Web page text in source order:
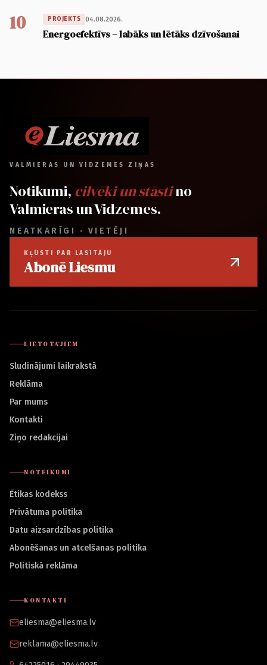
10 PROJEKTS 04.08.2026.
Energoefektīvs – labāks un lētāks dzīvošanai
VALMIERAS UN VIDZEMES ZIŅAS
Notikumi, cilvēki un stāstino
Valmieras un Vidzemes.
NEATKARĪGI · VIETĒJI
KĻŪSTI PAR LASĪTĀJU
Abonē Liesmu
LIETOTĀJIEM
Sludinājumi laikrakstā
Reklāma
Par mums
Kontakti
Ziņo redakcijai
NOTEIKUMI
Ētikas kodekss
Privātuma politika
Datu aizsardzības politika
Abonēšanas un atcelšanas politika
Politiskā reklāma
KONTAKTI
eliesma@eliesma.lv
reklama@eliesma.lv